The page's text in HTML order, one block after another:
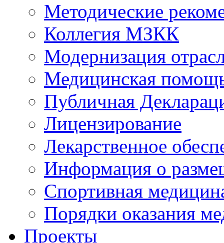
Методические
Коллегия МЗКК
Модернизация
Медицинская
Публичная
Лицензирование
Лекарственное
Информация о
Спортивная
Порядки оказания
Проекты